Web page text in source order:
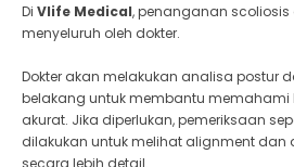
Di Vlife Medical, penanganan
menyeluruh oleh dokter.
Dokter akan melakukan analisa postur
belakang untuk membantu memahami
akurat. Jika diperlukan, pemeriksaan
dilakukan untuk melihat alignment dan
secara lebih detail.